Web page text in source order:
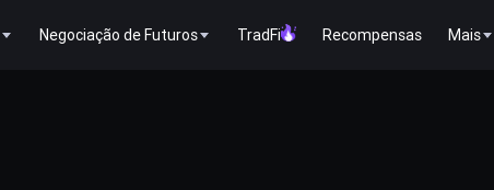
Negociação de Futuros TradFi Recompensas Mais